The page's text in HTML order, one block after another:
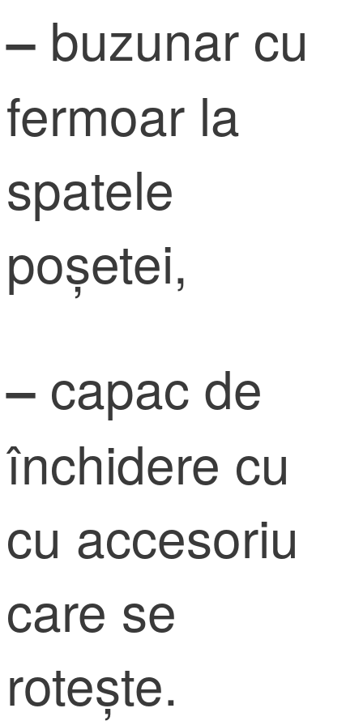
– buzunar cu
fermoar la
spatele
poșetei,
– capac de
închidere cu
cu accesoriu
care se
rotește.